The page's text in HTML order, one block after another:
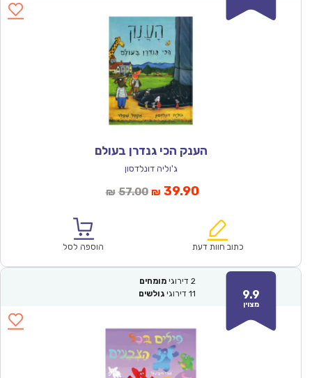
הענק הכי גנדרן בעולם
ג'וליה דונלדסון
₪ 57.00המחיר
₪57.00.
₪ 39.90המחיר
הוא:
כתוב חוות דעת הוספה לסל
9.9
מצוין
2 דירוגי מומחים
11 דירוגי גולשים